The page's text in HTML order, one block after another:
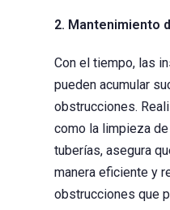
2. Mantenimiento
Con el tiempo, las
pueden acumular
obstrucciones.
como la limpieza
tuberías, asegura
manera eficiente y
obstrucciones que